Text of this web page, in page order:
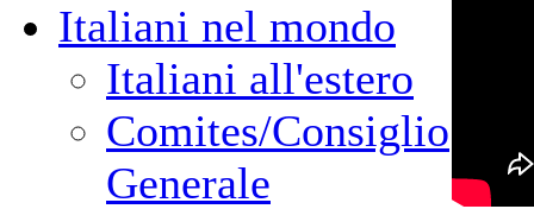
Italiani nel mondo
Italiani all'estero
Comites/Consiglio
Generale